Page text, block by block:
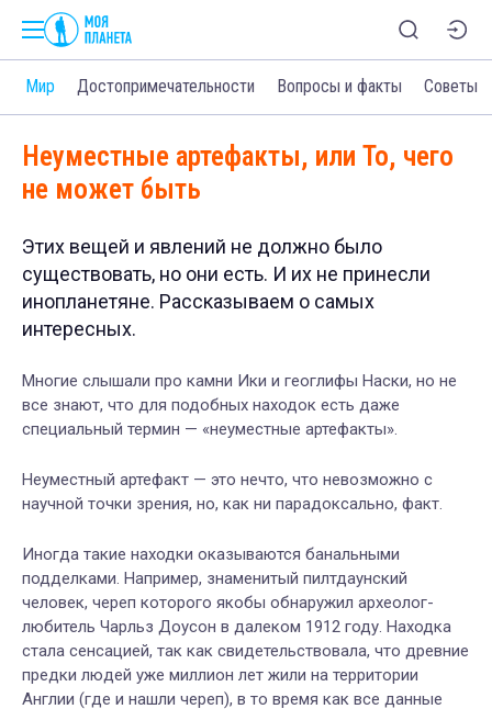
Мир Достопримечательности Вопросы и факты Советы
Неуместные артефакты, или То, чего
не может быть
Этих вещей и явлений не должно было
существовать, но они есть. И их не принесли
инопланетяне. Рассказываем о самых
интересных.
Многие слышали про камни Ики и геоглифы Наски, но не
все знают, что для подобных находок есть даже
специальный термин — «неуместные артефакты».
Неуместный артефакт — это нечто, что невозможно с
научной точки зрения, но, как ни парадоксально, факт.
Иногда такие находки оказываются банальными
подделками. Например, знаменитый пилтдаунский
человек, череп которого якобы обнаружил археолог-
любитель Чарльз Доусон в далеком 1912 году. Находка
стала сенсацией, так как свидетельствовала, что древние
предки людей уже миллион лет жили на территории
Англии (где и нашли череп), в то время как все данные